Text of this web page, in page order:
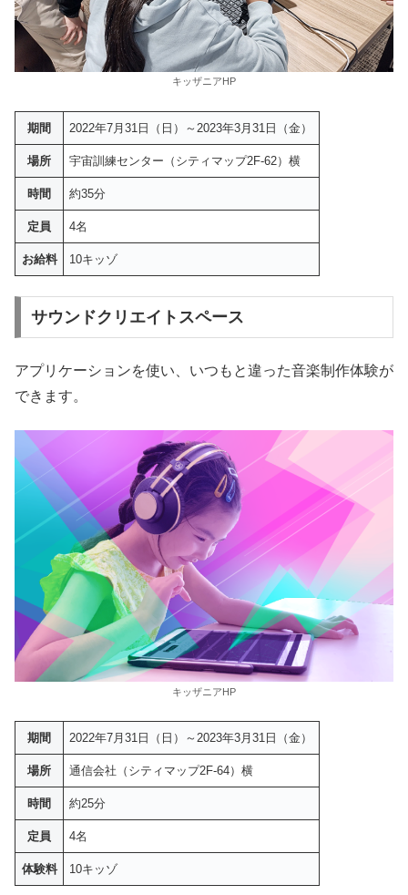
キッザニアHP
期間 2022年7月31日（日）～2023年3月31日（金）
場所 宇宙訓練センター（シティマップ2F-62）横
時間 約35分
定員 4名
お給料 10キッゾ
サウンドクリエイトスペース
アプリケーションを使い、いつもと違った音楽制作体験が
できます。
キッザニアHP
期間 2022年7月31日（日）～2023年3月31日（金）
場所 通信会社（シティマップ2F-64）横
時間 約25分
定員 4名
体験料 10キッゾ